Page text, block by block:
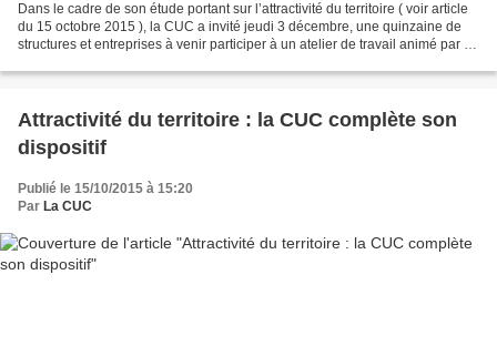
Dans le cadre de son étude portant sur l’attractivité du territoire ( voir article
du 15 octobre 2015 ), la CUC a invité jeudi 3 décembre, une quinzaine de
structures et entreprises à venir participer à un atelier de travail animé par le
Attractivité du territoire : la CUC complète son
dispositif
Publié le 15/10/2015 à 15:20
Par La CUC